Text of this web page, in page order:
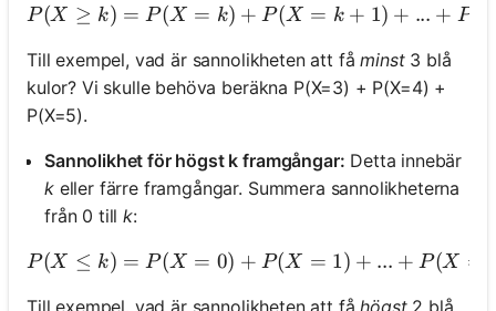
P(X \geq k) = P(X =
P(X ≥ k) = P(X = k) + P(X = k + 1) + ... + P
Till exempel, vad är sannolikheten att fåminst3 blå
kulor? Vi skulle behöva beräkna P(X=3) + P(X=4) +
P(X=5).
Sannolikhet för högst k framgångar: Detta innebär
keller färre framgångar. Summera sannolikheterna
från 0 tillk:
P(X \leq k) = P(X = 0)
P(X ≤ k) = P(X = 0) + P(X = 1) + ... + P(X =